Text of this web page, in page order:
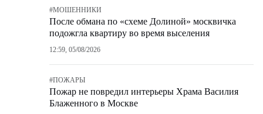
#МОШЕННИКИ
После обмана по «схеме Долиной» москвичка
подожгла квартиру во время выселения
12:59, 05/08/2026
#ПОЖАРЫ
Пожар не повредил интерьеры Храма Василия
Блаженного в Москве